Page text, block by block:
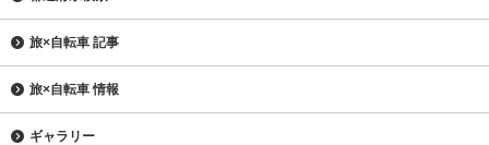
旅×自転車 記事
旅×自転車 情報
ギャラリー